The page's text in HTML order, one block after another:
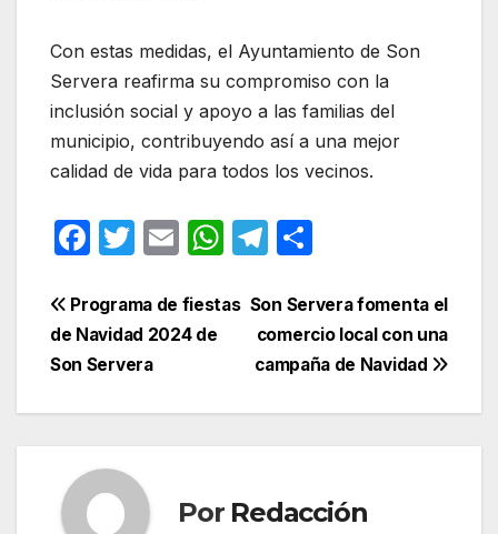
Con estas medidas, el Ayuntamiento de Son
Servera reafirma su compromiso con la
inclusión social y apoyo a las familias del
municipio, contribuyendo así a una mejor
calidad de vida para todos los vecinos.
F
c
e
b
o
k
T
itt
er
E
ail
W
at
p
T
e
gr
a
m
m
p
ar
tir
Navegación
de
entradas
Son Servera fomenta el
comercio local con una
campaña de Navidad
Programa de fiestas
de Navidad 2024 de
Son Servera
Por Redacción